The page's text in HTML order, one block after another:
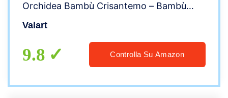
Orchidea Bambù Crisantemo – Bambù
Bella Arte Cinese Rotolo Pittura da Parete
cm)
Valart
9.8 Controlla Su Amazon